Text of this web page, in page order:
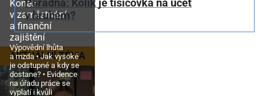
AKTUÁLNÍ TÉMA
Konec
v zaměstnání
a finanční
zajištění
Výpovědní lhůta
a mzda
Jak vysoké
je odstupné a kdy se
dostane?
Evidence
na úřadu práce se
vyplatí i kvůli
Poradna: Kolik je tisícovka na účet
v hrubém?